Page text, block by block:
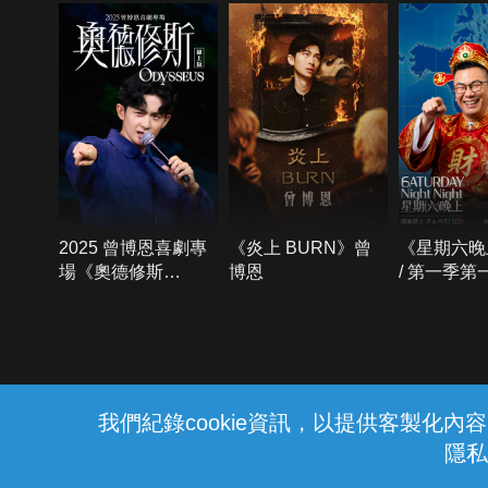
我們紀錄cookie資訊，以提供客製化內
隱
2025 曾博恩喜劇專
場《奧德修斯
《炎上 BURN》曾
博恩
《星期六
/ 第一季第